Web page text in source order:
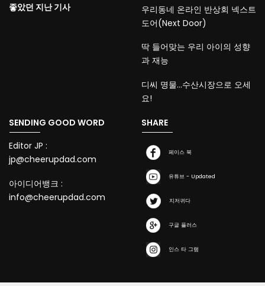
좋았던 지난 기사
우리동네 온라인 반상회 넥스트
도어(Next Door)
딱 들어맞는 우리 아이의 성향
과 재능
디씨 명물…수산시장으로 오세
요!
SENDING GOOD WORD
Editor JP :
jp@cheerupdad.com
아이디어뱅크 :
info@cheerupdad.com
SHARE
페이스 북
유튜브 - Updated
지저귀다
구글 플러스
인스 타 그램